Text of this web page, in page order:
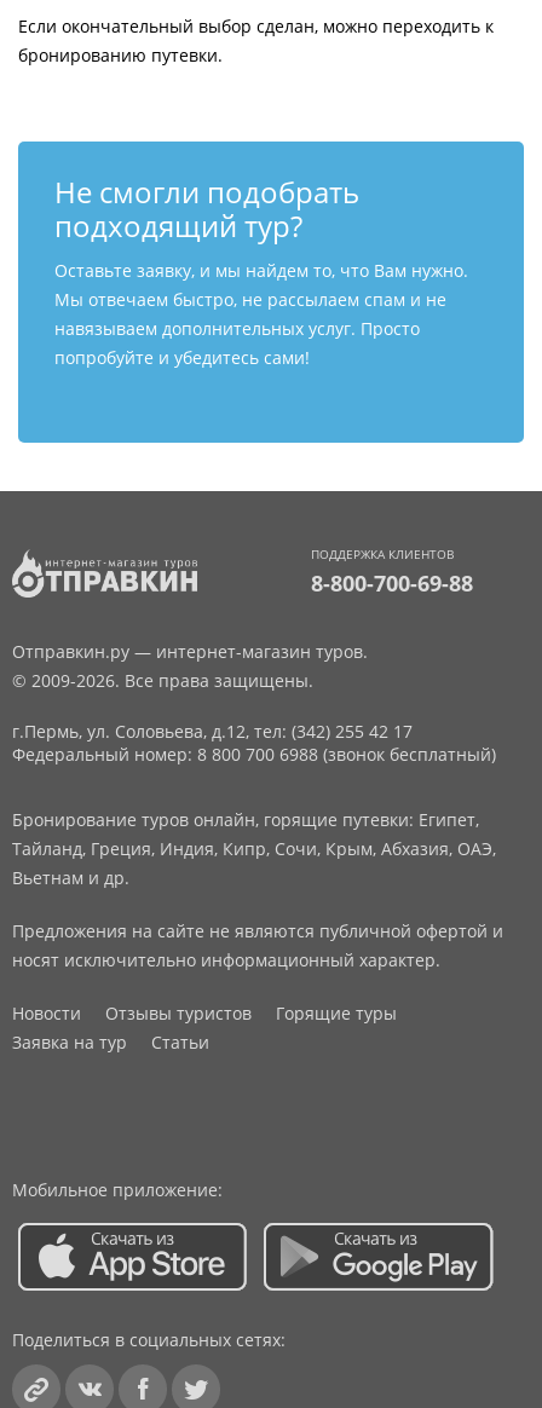
Если окончательный выбор сделан, можно переходить к
бронированию путевки.
Не смогли подобрать
подходящий тур?
Оставьте заявку, и мы найдем то, что Вам нужно.
Мы отвечаем быстро, не рассылаем спам и не
навязываем дополнительных услуг. Просто
попробуйте и убедитесь сами!
ПОДДЕРЖКА КЛИЕНТОВ
8-800-700-69-88
Отправкин.ру — интернет-магазин туров.
© 2009-2026. Все права защищены.
г.Пермь, ул. Соловьева, д.12, тел: (342) 255 42 17
Федеральный номер: 8 800 700 6988 (звонок бесплатный)
Бронирование туров онлайн, горящие путевки: Египет,
Тайланд, Греция, Индия, Кипр, Сочи, Крым, Абхазия, ОАЭ,
Вьетнам и др.
Предложения на сайте не являются публичной офертой и
носят исключительно информационный характер.
Новости Отзывы туристов
Горящие туры
Заявка на тур
Статьи
Мобильное приложение:
Поделиться в социальных сетях: